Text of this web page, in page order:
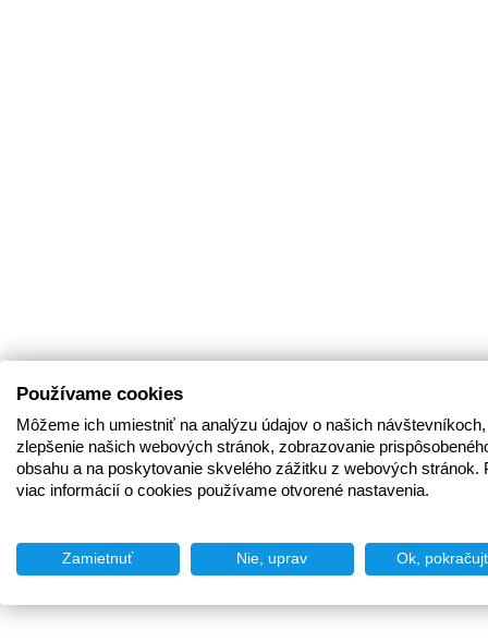
Používame cookies
Môžeme ich umiestniť na analýzu údajov o našich
zlepšenie našich webových stránok, zobrazovanie
obsahu a na poskytovanie skvelého zážitku z webových stránok.
viac informácií o cookies používame otvorené nastavenia.
Zamietnuť Nie, uprav Ok,